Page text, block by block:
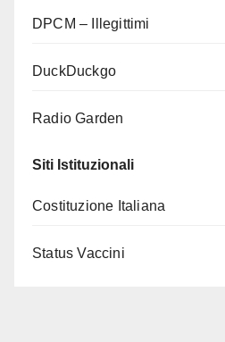
DPCM – Illegittimi
DuckDuckgo
Radio Garden
Siti Istituzionali
Costituzione Italiana
Status Vaccini